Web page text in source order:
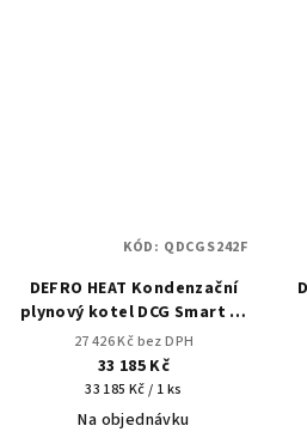
DEFRO HEAT Kondenzační
plynový kotel DCG Smart 24
2F
27 426 Kč bez DPH
33 185 Kč
Měrná
cena:
33 185 Kč / 1 ks
Na objednávku
KÓD: QDCGS242F